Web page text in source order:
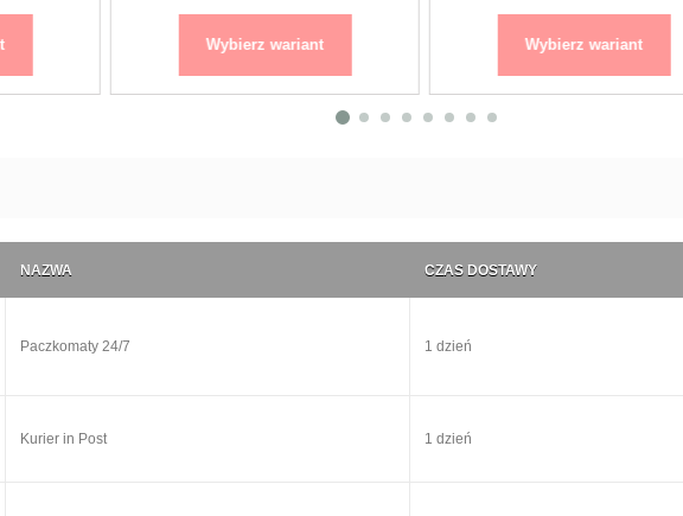
Wybierz wariant Wybierz wariant
NAZWA CZAS DOSTAWY
Paczkomaty 24/7 1 dzień
Kurier in Post 1 dzień